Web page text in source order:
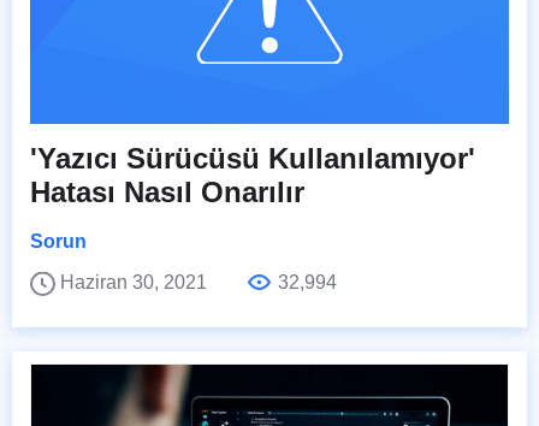
'Yazıcı Sürücüsü Kullanılamıyor'
Hatası Nasıl Onarılır
Sorun
Haziran 30, 2021
32,994